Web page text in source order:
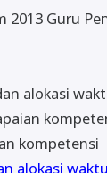
Guru
alokasi
kompetensi
alokasi waktu